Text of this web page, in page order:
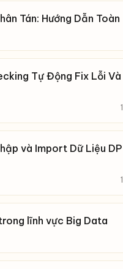
Tán: Hướng Dẫn
Tự Động Fix Lỗi
và Import Dữ Liệu
lĩnh vực Big Data